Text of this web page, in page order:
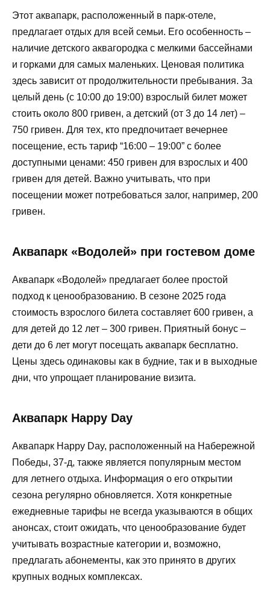
Этот аквапарк, расположенный в парк-отеле,
предлагает отдых для всей семьи. Его особенность –
наличие детского аквагородка с мелкими бассейнами
и горками для самых маленьких. Ценовая политика
здесь зависит от продолжительности пребывания. За
целый день (с 10:00 до 19:00) взрослый билет может
стоить около 800 гривен, а детский (от 3 до 14 лет) –
750 гривен. Для тех, кто предпочитает вечернее
посещение, есть тариф “16:00 – 19:00” с более
доступными ценами: 450 гривен для взрослых и 400
гривен для детей. Важно учитывать, что при
посещении может потребоваться залог, например, 200
гривен.
Аквапарк «Водолей» при гостевом доме
Аквапарк «Водолей» предлагает более простой
подход к ценообразованию. В сезоне 2025 года
стоимость взрослого билета составляет 600 гривен, а
для детей до 12 лет – 300 гривен. Приятный бонус –
дети до 6 лет могут посещать аквапарк бесплатно.
Цены здесь одинаковы как в будние, так и в выходные
дни, что упрощает планирование визита.
Аквапарк Happy Day
Аквапарк Happy Day, расположенный на Набережной
Победы, 37-д, также является популярным местом
для летнего отдыха. Информация о его открытии
сезона регулярно обновляется. Хотя конкретные
ежедневные тарифы не всегда указываются в общих
анонсах, стоит ожидать, что ценообразование будет
учитывать возрастные категории и, возможно,
предлагать абонементы, как это принято в других
крупных водных комплексах.